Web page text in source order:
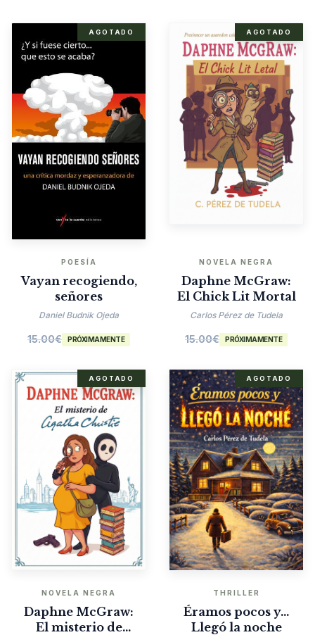
AGOTADO
POESÍA
Vayan recogiendo,
señores
Daniel Budnik Ojeda
15.00€ PRÓXIMAMENTE
AGOTADO
NOVELA NEGRA
Daphne McGraw:
El Chick Lit Mortal
Carlos Pérez de Tudela
15.00€ PRÓXIMAMENTE
AGOTADO
NOVELA NEGRA
Daphne McGraw:
El misterio de
AGOTADO
THRILLER
Éramos pocos y…
Llegó la noche